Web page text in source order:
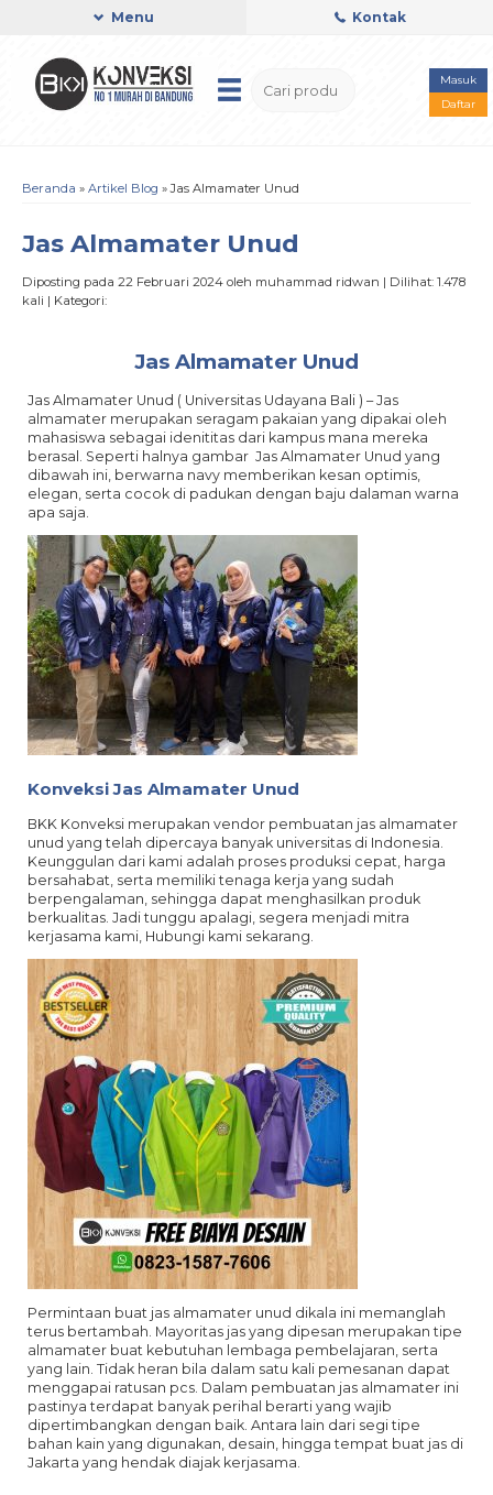
Menu Kontak
Masuk
Daftar
Beranda » Artikel Blog » Jas Almamater Unud
Jas Almamater Unud
Diposting pada 22 Februari 2024 oleh muhammad ridwan | Dilihat: 1.478
kali | Kategori:
Jas Almamater Unud
Jas Almamater Unud ( Universitas Udayana Bali ) – Jas
almamater merupakan seragam pakaian yang dipakai oleh
mahasiswa sebagai idenititas dari kampus mana mereka
berasal. Seperti halnya gambar Jas Almamater Unud yang
dibawah ini, berwarna navy memberikan kesan optimis,
elegan, serta cocok di padukan dengan baju dalaman warna
apa saja.
Konveksi Jas Almamater Unud
BKK Konveksi merupakan vendor pembuatan jas almamater
unud yang telah dipercaya banyak universitas di Indonesia.
Keunggulan dari kami adalah proses produksi cepat, harga
bersahabat, serta memiliki tenaga kerja yang sudah
berpengalaman, sehingga dapat menghasilkan produk
berkualitas. Jadi tunggu apalagi, segera menjadi mitra
kerjasama kami, Hubungi kami sekarang.
Permintaan buat jas almamater unud dikala ini memanglah
terus bertambah. Mayoritas jas yang dipesan merupakan tipe
almamater buat kebutuhan lembaga pembelajaran, serta
yang lain. Tidak heran bila dalam satu kali pemesanan dapat
menggapai ratusan pcs. Dalam pembuatan jas almamater ini
pastinya terdapat banyak perihal berarti yang wajib
dipertimbangkan dengan baik. Antara lain dari segi tipe
bahan kain yang digunakan, desain, hingga tempat buat jas di
Jakarta yang hendak diajak kerjasama.